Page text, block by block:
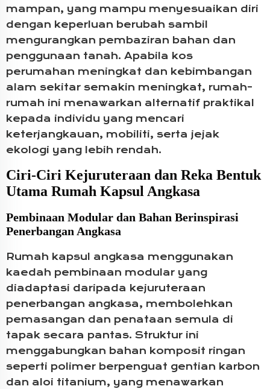
mampan, yang mampu menyesuaikan diri
dengan keperluan berubah sambil
mengurangkan pembaziran bahan dan
penggunaan tanah. Apabila kos
perumahan meningkat dan kebimbangan
alam sekitar semakin meningkat, rumah-
rumah ini menawarkan alternatif praktikal
kepada individu yang mencari
keterjangkauan, mobiliti, serta jejak
ekologi yang lebih rendah.
Ciri-Ciri Kejuruteraan dan Reka Bentuk
Utama Rumah Kapsul Angkasa
Pembinaan Modular dan Bahan Berinspirasi
Penerbangan Angkasa
Rumah kapsul angkasa menggunakan
kaedah pembinaan modular yang
diadaptasi daripada kejuruteraan
penerbangan angkasa, membolehkan
pemasangan dan penataan semula di
tapak secara pantas. Struktur ini
menggabungkan bahan komposit ringan
seperti polimer berpenguat gentian karbon
dan aloi titanium, yang menawarkan